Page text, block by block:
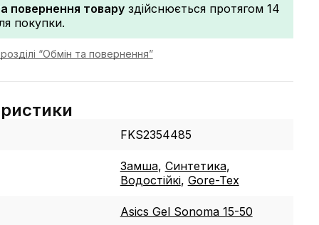
повернення товаруздійснюється протягом 14
покупки.
“Обмін та повернення”
FKS2354485
Замша, Синтетика,
Водостійкі, Gore-Tex
Asics Gel Sonoma 15-50